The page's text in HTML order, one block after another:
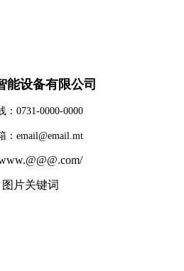
能设备有限公司
：0731-0000-0000
：email@email.mt